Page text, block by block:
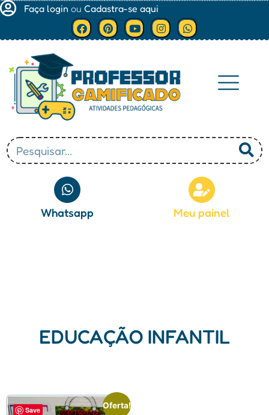
Faça login ou Cadastra-se aqui
Whatsapp Meu painel
EDUCAÇÃO INFANTIL
Save Oferta!